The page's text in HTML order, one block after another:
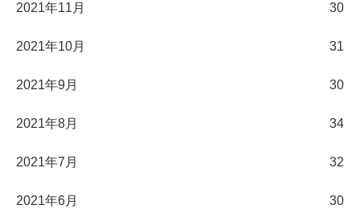
2021年11月 30
2021年10月 31
2021年9月 30
2021年8月 34
2021年7月 32
2021年6月 30